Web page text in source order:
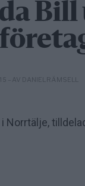
Bill
– AV DANIEL RÄMSELL
Norrtälje,